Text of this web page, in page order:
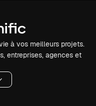
à vos meilleurs projets.
entreprises, agences et